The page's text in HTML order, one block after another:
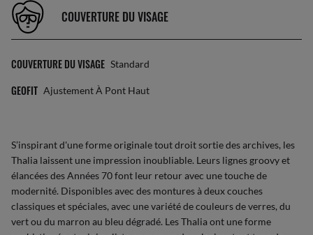
COUVERTURE DU VISAGE
COUVERTURE DU VISAGE Standard
GEOFIT Ajustement À Pont Haut
S’inspirant d'une forme originale tout droit sortie des archives, les
Thalia laissent une impression inoubliable. Leurs lignes groovy et
élancées des Années 70 font leur retour avec une touche de
modernité. Disponibles avec des montures à deux couches
classiques et spéciales, avec une variété de couleurs de verres, du
vert ou du marron au bleu dégradé. Les Thalia ont une forme